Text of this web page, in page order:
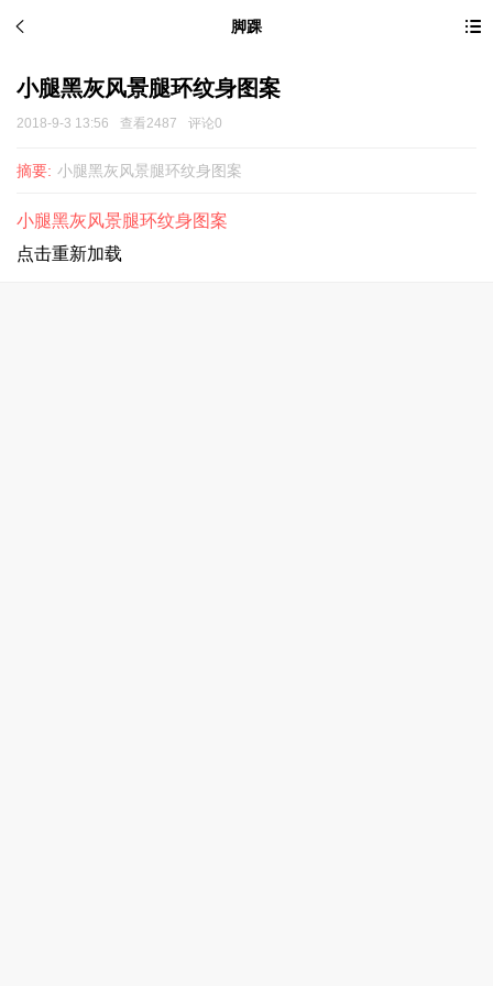
脚踝
小腿黑灰风景腿环纹身图案
2018-9-3 13:56 查看2487 评论0
摘要: 小腿黑灰风景腿环纹身图案
小腿黑灰风景腿环纹身图案
点击重新加载